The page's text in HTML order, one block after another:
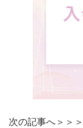
次の記事へ＞＞＞